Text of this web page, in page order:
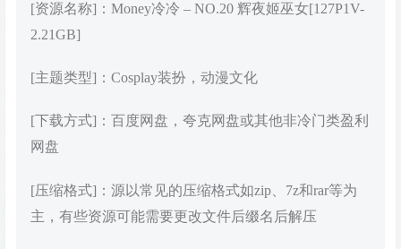
[资源名称]：Money冷冷 – NO.20 辉夜姬巫女[127P1V-
2.21GB]
[主题类型]：Cosplay装扮，动漫文化
[下载方式]：百度网盘，夸克网盘或其他非冷门类盈利
网盘
[压缩格式]：源以常见的压缩格式如zip、7z和rar等为
主，有些资源可能需要更改文件后缀名后解压